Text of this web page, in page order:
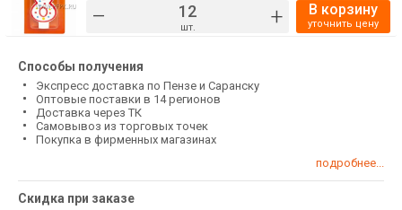
– шт. + В корзину
уточнить цену
Способы получения
Экспресс доставка по Пензе и Саранску
Оптовые поставки в 14 регионов
Доставка через ТК
Самовывоз из торговых точек
Покупка в фирменных магазинах
подробнее...
Скидка при заказе